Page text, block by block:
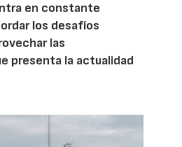
en constante
los desafíos
las
presenta la actualidad